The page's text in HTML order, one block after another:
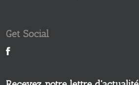
Get Social